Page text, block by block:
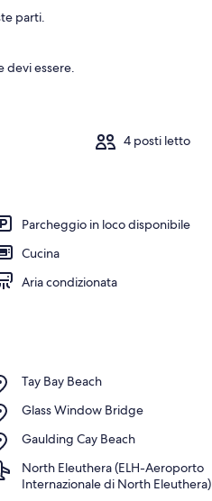
parti.
devi essere.
4 posti letto
Parcheggio in loco disponibile
Cucina
Aria condizionata
Tay Bay Beach
Place,
Bay
Glass Window Bridge
Place,
Window
Gaulding Cay Beach
Place,
Cay
Beach
North Eleuthera (ELH-Aeroporto
Internazionale di North Eleuthera)
Airport,
North